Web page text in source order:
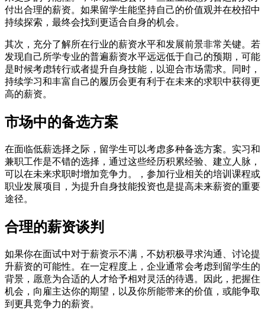
付出合理的薪资。如果留学生能坚持自己的价值观并在校招中
持续探索，最终会找到更适合自身的机会。
其次，充分了解所在行业的薪资水平和发展前景非常关键。若
发现自己所学专业的普遍薪资水平远远低于自己的预期，可能
是时候考虑转行或者提升自身技能，以迎合市场需求。同时，
持续学习和丰富自己的履历会更有利于在未来的求职中获得更
高的薪资。
市场中的备选方案
在面临低薪选择之际，留学生可以考虑多种备选方案。实习和
兼职工作是不错的选择，通过这些经历积累经验、建立人脉，
可以在未来求职时增加竞争力。，参加行业相关的培训课程或
职业发展项目，为提升自身技能投资也是提高未来薪资的重要
途径。
合理的薪资谈判
如果你在面试中对于薪资示不满，不妨积极寻求沟通、讨论提
升薪资的可能性。在一定程度上，企业通常会考虑到留学生的
背景，愿意为合适的人才给予相对灵活的待遇。因此，把握住
机会，向雇主达你的期望，以及你所能带来的价值，或能争取
到更具竞争力的薪资。